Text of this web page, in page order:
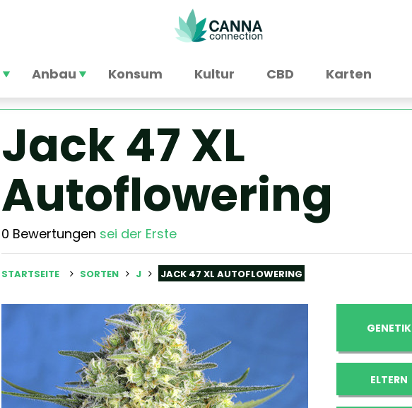
Anbau Konsum Kultur CBD Karten
Jack 47 XL
Autoflowering
0 Bewertungen sei der Erste
STARTSEITE SORTEN J JACK 47 XL AUTOFLOWERING
GENETIK
ELTERN